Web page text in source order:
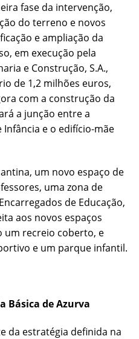
fase da intervenção,
do terreno e novos
e ampliação da
em execução pela
e Construção, S.A.,
de 1,2 milhões euros,
com a construção da
a junção entre a
e o edifício-mãe
um novo espaço de
uma zona de
de Educação,
aos novos espaços
um recreio coberto, e
e um parque infantil.
Básica de Azurva
da estratégia definida na